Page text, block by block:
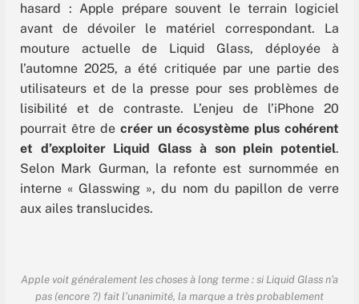
hasard : Apple prépare souvent le terrain logiciel
avant de dévoiler le matériel correspondant. La
mouture actuelle de Liquid Glass, déployée à
l’automne 2025, a été critiquée par une partie des
utilisateurs et de la presse pour ses problèmes de
lisibilité et de contraste. L’enjeu de l’iPhone 20
pourrait être de créer un écosystème plus cohérent
et d’exploiter Liquid Glass à son plein potentiel.
Selon Mark Gurman, la refonte est surnommée en
interne « Glasswing », du nom du papillon de verre
aux ailes translucides.
Apple voit généralement les choses à long terme : si Liquid Glass n’a
pas (encore ?) fait l’unanimité, la marque a très probablement